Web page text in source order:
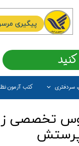
سردفتری کتب آزمون
پیگیری
تخصصی
پرستش